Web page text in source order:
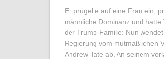
Er prügelte auf eine Frau ein,
männliche Dominanz und hatte
der Trump-Familie: Nun
Regierung vom mutmaßlichen
Andrew Tate ab. An seinem